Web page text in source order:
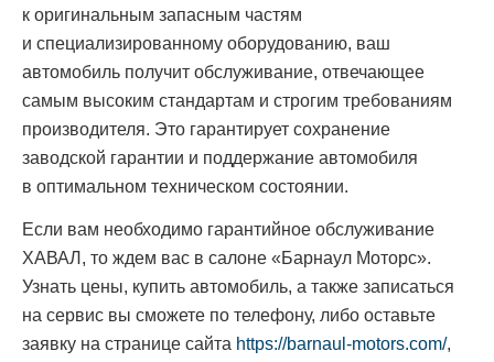
к оригинальным запасным частям
и специализированному оборудованию, ваш
автомобиль получит обслуживание, отвечающее
самым высоким стандартам и строгим требованиям
производителя. Это гарантирует сохранение
заводской гарантии и поддержание автомобиля
в оптимальном техническом состоянии.
Если вам необходимо гарантийное обслуживание
ХАВАЛ, то ждем вас в салоне «Барнаул Моторс».
Узнать цены, купить автомобиль, а также записаться
на сервис вы сможете по телефону, либо оставьте
заявку на странице сайта https://barnaul-motors.com/,